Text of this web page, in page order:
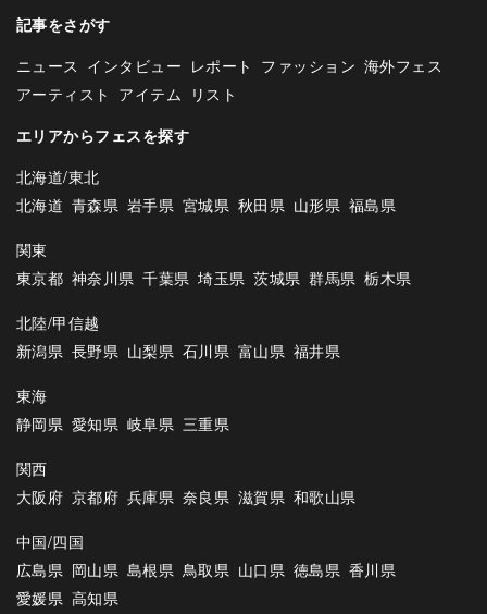
記事をさがす
ニュース インタビュー レポート ファッション 海外フェス
アーティスト アイテム
リスト
エリアからフェスを探す
北海道/東北
北海道 青森県 岩手県 宮城県 秋田県 山形県 福島県
関東
東京都 神奈川県 千葉県 埼玉県 茨城県 群馬県 栃木県
北陸/甲信越
新潟県 長野県 山梨県 石川県 富山県 福井県
東海
静岡県 愛知県 岐阜県 三重県
関西
大阪府 京都府 兵庫県 奈良県 滋賀県 和歌山県
中国/四国
広島県 岡山県 島根県 鳥取県 山口県 徳島県 香川県
愛媛県 高知県